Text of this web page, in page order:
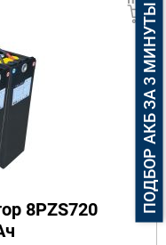
8PZS720
ПОДБОР АКБ ЗА 3 МИНУТЫ